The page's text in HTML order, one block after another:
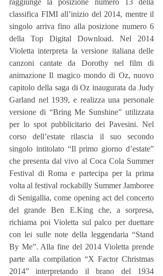
classifica FIMI all’inizio del 2014, mentre il
singolo arriva fino alla posizione numero 6
della Top Digital Download. Nel 2014
Violetta interpreta la versione italiana delle
canzoni cantate da Dorothy nel film di
animazione Il magico mondo di Oz, nuovo
capitolo della saga di Oz inaugurata da Judy
Garland nel 1939, e realizza una personale
versione di “Bring Me Sunshine” utilizzata
per lo spot pubblicitario dei Pavesini. Nel
corso dell’estate rilascia il suo secondo
singolo intitolato “Il primo giorno d’estate”
che presenta dal vivo al Coca Cola Summer
Festival di Roma e partecipa per la prima
volta al festival rockabilly Summer Jamboree
di Senigallia, come opening act del concerto
del grande Ben E.King che, a sorpresa,
richiama poi Violetta sul palco per duettare
con lei sulle note della leggendaria “Stand
By Me”. Alla fine del 2014 Violetta prende
parte alla compilation “X Factor Christmas
2014” interpretando il brano del 1934